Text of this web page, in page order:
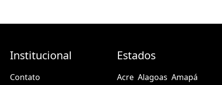
Institucional
Contato
Estados
Acre Alagoas Amapá